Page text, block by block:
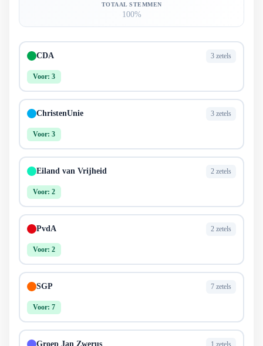
TOTAAL STEMMEN
100%
CDA 3 zetels
Voor: 3
ChristenUnie 3 zetels
Voor: 3
Eiland van Vrijheid 2 zetels
Voor: 2
PvdA 2 zetels
Voor: 2
SGP 7 zetels
Voor: 7
Groep Jan Zwerus 1 zetels